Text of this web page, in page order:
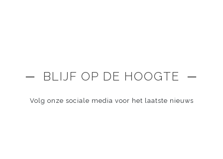
─ BLIJF OP DE HOOGTE ─
Volg onze sociale media voor het laatste nieuws